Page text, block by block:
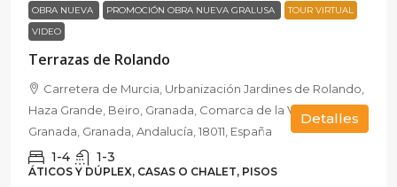
OBRA NUEVA PROMOCIÓN OBRA NUEVA GRALUSA
TOUR VIRTUAL
VIDEO
Terrazas de Rolando
Carretera de Murcia, Urbanización Jardines de Rolando,
Haza Grande, Beiro, Granada, Comarca de la Vega de
Granada, Granada, Andalucía, 18011, España
1-4 1-3
ÁTICOS Y DÚPLEX, CASAS O CHALET, PISOS
Detalles